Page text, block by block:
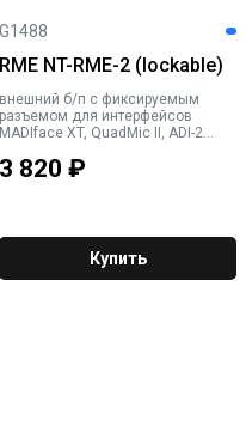
G1488
RME NT-RME-2 (lockable)
внешний б/п с фиксируемым
разъемом для интерфейсов
MADIface XT, QuadMic II, ADI-2
240 V / 50-60 Hz, вых 12 V / 2 A
3 820 ₽
Купить